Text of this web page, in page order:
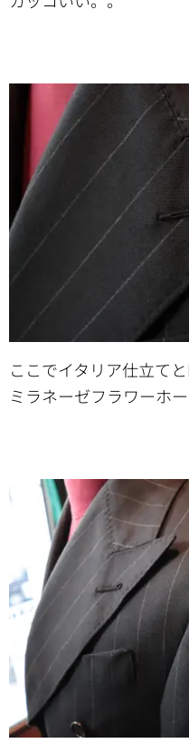
ここでイタリア仕立て
ミラネーゼフラワーホ